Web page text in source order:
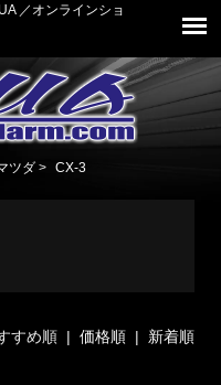
／オンラインショ
ツダ > CX-3
すめ順 | 価格順| 新着順